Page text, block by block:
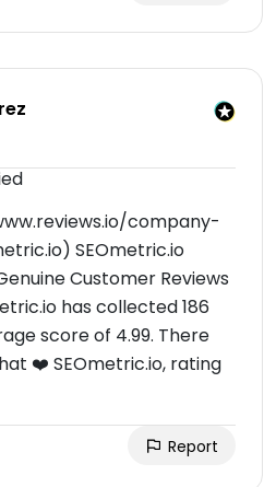
company-
SEOmetric.io
Customer Reviews
has collected 186
score of 4.99. There
❤️ SEOmetric.io, rating
Report